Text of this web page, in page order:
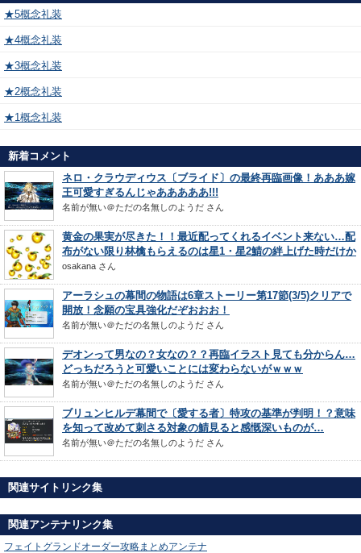
★5概念礼装
★4概念礼装
★3概念礼装
★2概念礼装
★1概念礼装
新着コメント
ネロ・クラウディウス〔ブライド〕の最終再臨画像！あああ嫁
王可愛すぎるんじゃあああああ!!!
名前が無い＠ただの名無しのようだ さん
黄金の果実が尽きた！！最近配ってくれるイベント来ない…配
布がない限り林檎もらえるのは星1・星2鯖の絆上げた時だけか
osakana さん
アーラシュの幕間の物語は6章ストーリー第17節(3/5)クリアで
開放！念願の宝具強化だぞおおお！
名前が無い＠ただの名無しのようだ さん
デオンって男なの？女なの？？再臨イラスト見ても分からん…
どっちだろうと可愛いことには変わらないがｗｗｗ
名前が無い＠ただの名無しのようだ さん
ブリュンヒルデ幕間で〔愛する者〕特攻の基準が判明！？意味
を知って改めて刺さる対象の鯖見ると感慨深いものが…
名前が無い＠ただの名無しのようだ さん
関連サイトリンク集
関連アンテナリンク集
フェイトグランドオーダー攻略まとめアンテナ